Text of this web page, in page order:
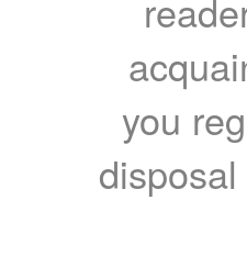
you